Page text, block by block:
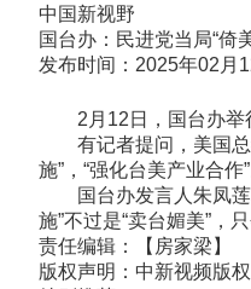
中国新视野
国台办：民进党当局“倚
发布时间：2025年02
2月12日，国台办举行
有记者提问，美国总
施”，“强化台美产业合作
国台办发言人朱凤莲表
施”不过是“卖台媚美”，
责任编辑：【房家梁】
版权声明：中新视频版